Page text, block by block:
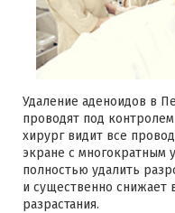
Удаление аденоидов в
проводят под
хирург видит все
экране с многократным
полностью удалить
и существенно снижает
разрастания.